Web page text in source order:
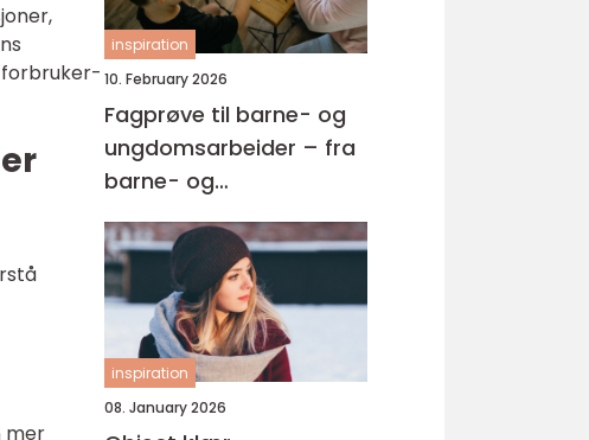
mer
inspiration
10. February 2026
Fagprøve til barne- og
ungdomsarbeider – fra
barne- og
ungdsomarbeiderfaget
VG2 til fagbrev
inspiration
08. January 2026